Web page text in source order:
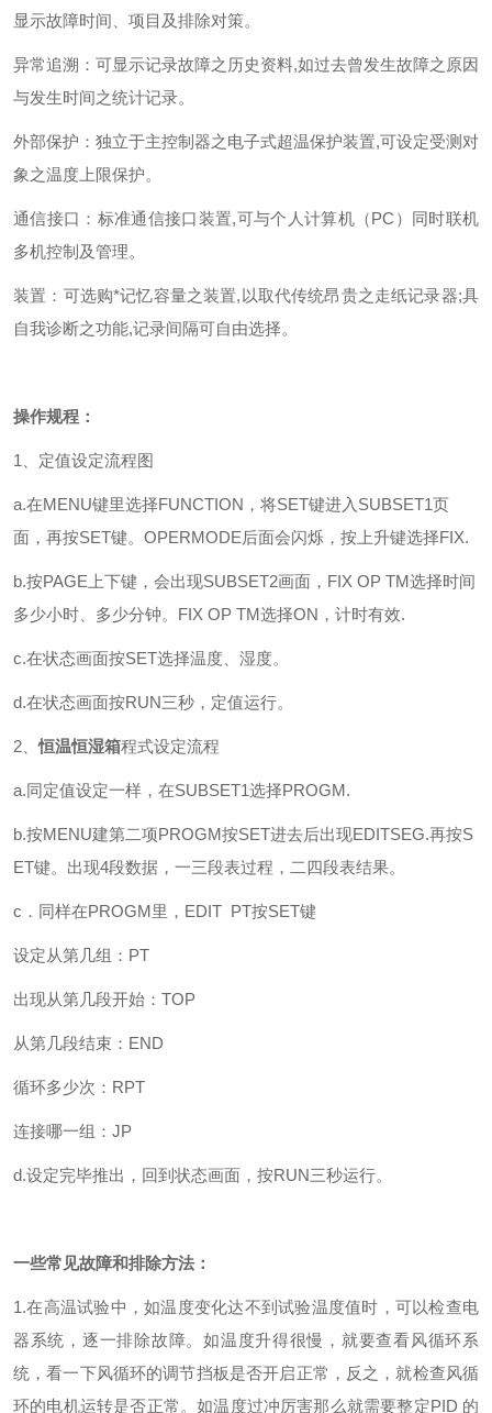
显示故障时间、项目及排除对策。
异常追溯：可显示记录故障之历史资料,如过去曾发生故障之原因
与发生时间之统计记录。
外部保护：独立于主控制器之电子式超温保护装置,可设定受测对
象之温度上限保护。
通信接口：标准通信接口装置,可与个人计算机（PC）同时联机
多机控制及管理。
装置：可选购*记忆容量之装置,以取代传统昂贵之走纸记录器;具
自我诊断之功能,记录间隔可自由选择。
操作规程：
1、定值设定流程图
a.在MENU键里选择FUNCTION，将SET键进入SUBSET1页
面，再按SET键。OPERMODE后面会闪烁，按上升键选择FIX.
b.按PAGE上下键，会出现SUBSET2画面，FIX OP TM选择时间
多少小时、多少分钟。FIX OP TM选择ON，计时有效.
c.在状态画面按SET选择温度、湿度。
d.在状态画面按RUN三秒，定值运行。
2、恒温恒湿箱程式设定流程
a.同定值设定一样，在SUBSET1选择PROGM.
b.按MENU建第二项PROGM按SET进去后出现EDITSEG.再按S
ET键。出现4段数据，一三段表过程，二四段表结果。
c．同样在PROGM里，EDIT PT按SET键
设定从第几组：PT
出现从第几段开始：TOP
从第几段结束：END
循环多少次：RPT
连接哪一组：JP
d.设定完毕推出，回到状态画面，按RUN三秒运行。
一些常见故障和排除方法：
1.在高温试验中，如温度变化达不到试验温度值时，可以检查电
器系统，逐一排除故障。如温度升得很慢，就要查看风循环系
统，看一下风循环的调节挡板是否开启正常，反之，就检查风循
环的电机运转是否正常。如温度过冲厉害那么就需要整定PID 的